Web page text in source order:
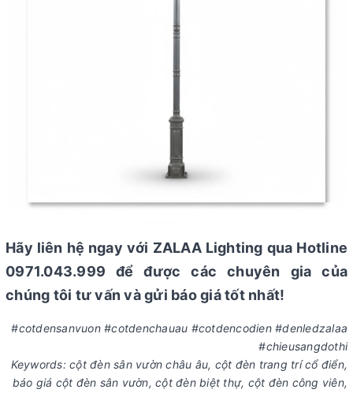
Hãy liên hệ ngay với ZALAA Lighting qua Hotline
0971.043.999 để được các chuyên gia của
chúng tôi tư vấn và gửi báo giá tốt nhất!
#cotdensanvuon #cotdenchauau #cotdencodien #denledzalaa
#chieusangdothi
Keywords: cột đèn sân vườn châu âu, cột đèn trang trí cổ điển,
báo giá cột đèn sân vườn, cột đèn biệt thự, cột đèn công viên,